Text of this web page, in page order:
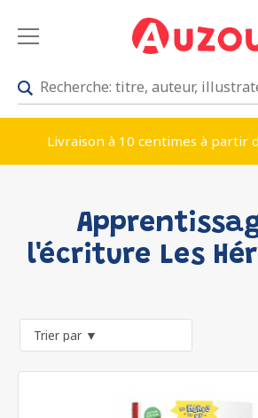
Livraison à 10 centimes à partir
l'écriture Les